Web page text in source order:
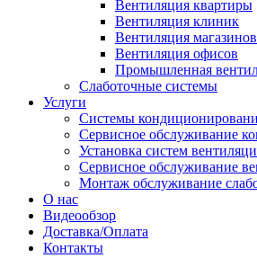
Вентиляция квартиры
Вентиляция клиник
Вентиляция магазинов
Вентиляция офисов
Промышленная
Слаботочные системы
Услуги
Системы
Сервисное обслуживание
Установка систем
Сервисное обслуживание
Монтаж обслуживание
О нас
Видеообзор
Доставка/Оплата
Контакты